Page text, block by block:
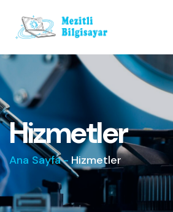
Hizmetler
Ana Sayfa- Hizmetler